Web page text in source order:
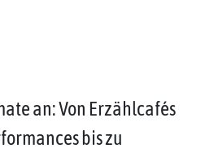
an: Von Erzählcafés
bis zu